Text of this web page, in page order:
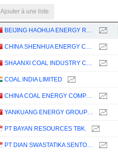
Ajouter à une liste
BEIJING HAOHUA ENERGY RESOURCE CO., LTD.
CHINA SHENHUA ENERGY COMPANY LIMITED
SHAANXI COAL INDUSTRY COMPANY LIMITED
COAL INDIA LIMITED
CHINA COAL ENERGY COMPANY LIMITED
YANKUANG ENERGY GROUP COMPANY LIMITED
PT BAYAN RESOURCES TBK.
PT DIAN SWASTATIKA SENTOSA TBK